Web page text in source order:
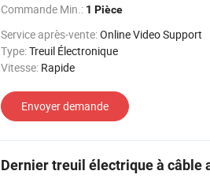
Commande Min.: 1 Pièce
Service après-vente:Online Video Support
Type:Treuil Électronique
Vitesse: Rapide
Envoyer demande
Dernier treuil électrique à câble